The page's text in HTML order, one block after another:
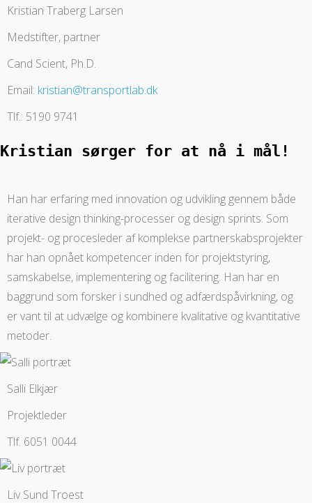
Kristian Traberg Larsen
Medstifter, partner
Cand Scient, Ph.D.
Email: kristian@transportlab.dk
Tlf.: 5190 9741
Kristian sørger for at nå i mål!
Han har erfaring med innovation og udvikling gennem både
iterative design thinking-processer og design sprints. Som
projekt- og procesleder af komplekse partnerskabsprojekter
har han opnået kompetencer inden for projektstyring,
samskabelse, implementering og facilitering. Han har en
baggrund som forsker i sundhed og adfærdspåvirkning, og
er vant til at udvælge og kombinere kvalitative og kvantitative
metoder.
Salli Elkjær
Projektleder
Tlf. 6051 0044
Liv Sund Troest